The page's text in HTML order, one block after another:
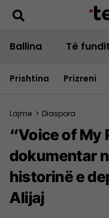
Ballina Të fundit
Prishtina Prizreni
Lajme > Diaspora
“Voice of My
dokumentar
historinë e
Alijaj